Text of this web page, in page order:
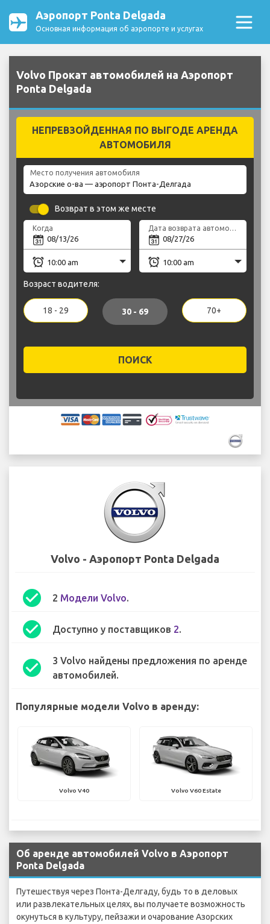
Аэропорт Ponta Delgada
Основная информация об аэропорте и услугах
Volvo Прокат автомобилей на Аэропорт
Ponta Delgada
НЕПРЕВЗОЙДЕННАЯ ПО ВЫГОДЕ АРЕНДА
АВТОМОБИЛЯ
Место получения автомобиля
Возврат в этом же месте
Когда Дата возврата автомобиля
Возраст водителя:
18 - 29 30 - 69 70+
ПОИСК
Volvo - Аэропорт Ponta Delgada
check_circle 2 Модели Volvo.
check_circle Доступно у поставщиков 2.
check_circle
3 Volvo найдены предложения по аренде
автомобилей.
Популярные модели Volvo в аренду:
Volvo V40 Volvo V60 Estate
Об аренде автомобилей Volvo в Аэропорт
Ponta Delgada
Путешествуя через Понта-Делгаду, будь то в деловых
или развлекательных целях, вы получаете возможность
окунуться в культуру, пейзажи и очарование Азорских